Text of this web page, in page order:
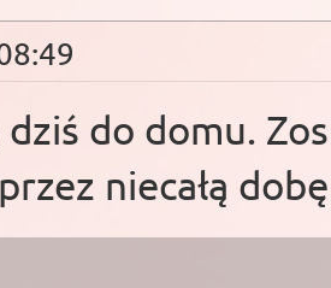
do domu.
niecałą